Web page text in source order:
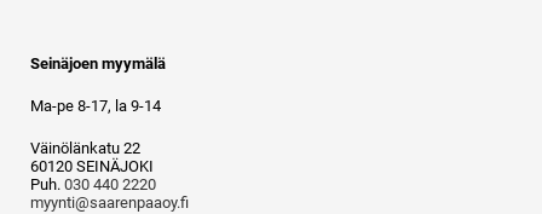
Seinäjoen myymälä
Ma-pe 8-17, la 9-14
Väinölänkatu 22
60120 SEINÄJOKI
Puh. 030 440 2220
myynti@saarenpaaoy.fi